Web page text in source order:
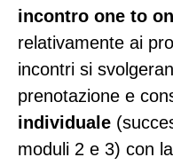
incontro one to
relativamente ai
incontri si
prenotazione e
individuale
moduli 2 e 3) con